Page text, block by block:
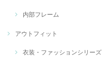
内部フレーム
アウトフィット
衣装・ファッションシリーズ